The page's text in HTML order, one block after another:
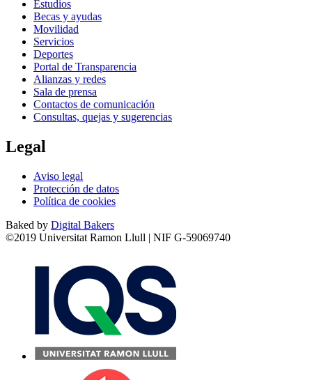
Estudios
Becas y ayudas
Movilidad
Servicios
Deportes
Portal de Transparencia
Alianzas y redes
Sala de prensa
Contactos de comunicación
Consultas, quejas y sugerencias
Legal
Aviso legal
Protección de datos
Política de cookies
Baked by Digital Bakers
©2019 Universitat Ramon Llull | NIF G-59069740